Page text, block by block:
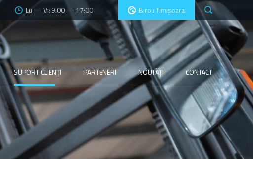
Birou Timișoara
Lu — Vi: 9:00 — 17:00
SUPORT CLIENȚI PARTENERI NOUTĂȚI CONTACT